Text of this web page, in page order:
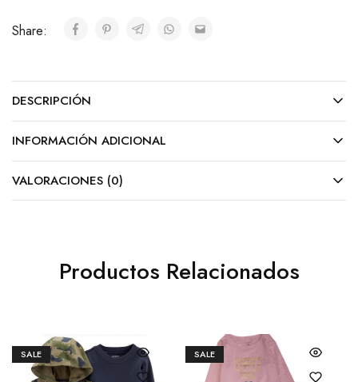
Share:
DESCRIPCIÓN
INFORMACIÓN ADICIONAL
VALORACIONES (0)
Productos Relacionados
SALE SALE